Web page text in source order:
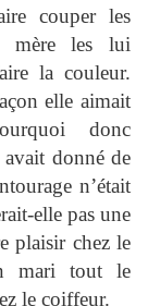
couper les
mère les lui
la couleur.
elle aimait
donc
donné de
n’était
elle pas une
plaisir chez le
mari tout le
le coiffeur.